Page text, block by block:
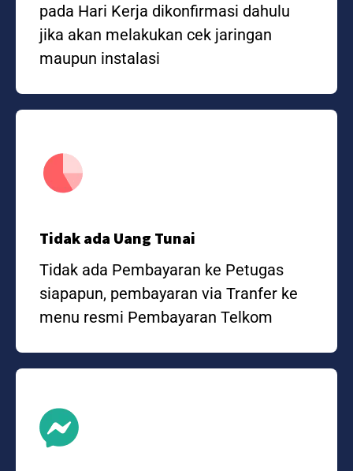
pada Hari Kerja dikonfirmasi dahulu
jika akan melakukan cek jaringan
maupun instalasi
Tidak ada Uang Tunai
Tidak ada Pembayaran ke Petugas
siapapun, pembayaran via Tranfer ke
menu resmi Pembayaran Telkom